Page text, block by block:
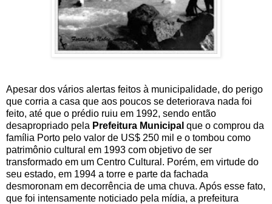
Apesar dos vários alertas feitos à municipalidade, do perigo
que corria a casa que aos poucos se deteriorava nada foi
feito, até que o prédio ruiu em 1992, sendo então
desapropriado pela Prefeitura Municipal que o comprou da
família Porto pelo valor de US$ 250 mil e o tombou como
patrimônio cultural em 1993 com objetivo de ser
transformado em um Centro Cultural. Porém, em virtude do
seu estado, em 1994 a torre e parte da fachada
desmoronam em decorrência de uma chuva. Após esse fato,
que foi intensamente noticiado pela mídia, a prefeitura